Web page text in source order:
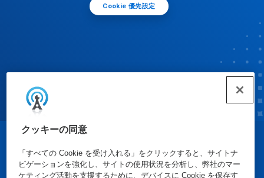
クッキーの同意
「すべての Cookie を受け入れる」をクリックすると、サイトナ
ビゲーションを強化し、サイトの使用状況を分析し、弊社のマー
ケティング活動を支援するために、デバイスに Cookie を保存す
Cookie 優先設定